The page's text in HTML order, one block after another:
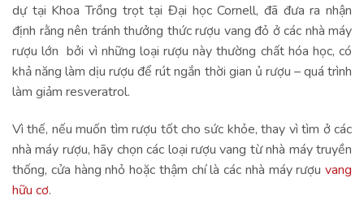
dự tại Khoa Trồng trọt tại Đại học Cornell, đã đưa ra nhận
định rằng nên tránh thưởng thức rượu vang đỏ ở các nhà máy
rượu lớn bởi vì những loại rượu này thường chất hóa học, có
khả năng làm dịu rượu để rút ngắn thời gian ủ rượu – quá trình
làm giảm resveratrol.
Vì thế, nếu muốn tìm rượu tốt cho sức khỏe, thay vì tìm ở các
nhà máy rượu, hãy chọn các loại rượu vang từ nhà máy truyền
thống, cửa hàng nhỏ hoặc thậm chí là các nhà máy rượu vang
hữu cơ.